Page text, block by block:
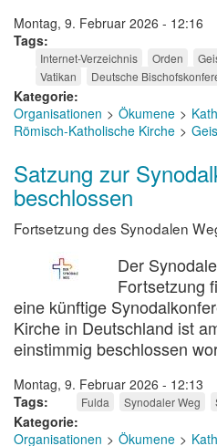
Montag, 9. Februar 2026 - 12:16
Tags
Internet-Verzeichnis Orden
Vatikan
Deutsche
Kategorie
Organisationen
Ökumene
Römisch-Katholische Kirche
Satzung zur
beschlossen
Fortsetzung des Synodalen
Der
Fortsetzung
eine künftige
Kirche in Deutschland ist
einstimmig beschlossen
Montag, 9. Februar 2026 - 12:13
Tags
Fulda Synodaler Weg
Kategorie
Organisationen
Ökumene